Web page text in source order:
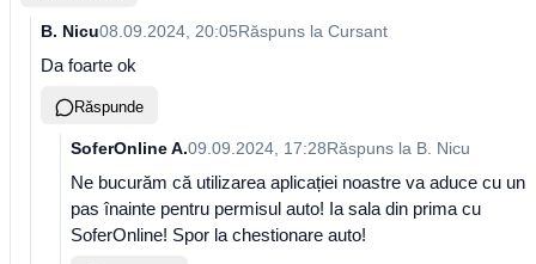
B. Nicu08.09.2024, 20:05Răspuns la Cursant
Da foarte ok
Răspunde
SoferOnline A.09.09.2024, 17:28Răspuns la B. Nicu
Ne bucurăm că utilizarea aplicației noastre va aduce cu un
pas înainte pentru permisul auto! Ia sala din prima cu
SoferOnline! Spor la chestionare auto!